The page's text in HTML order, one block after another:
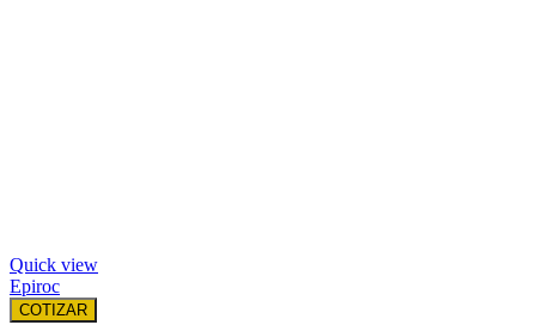
Quick view
Epiroc
COTIZAR